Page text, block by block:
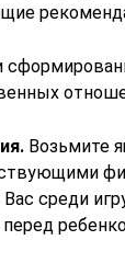
Возьмите
Вас среди